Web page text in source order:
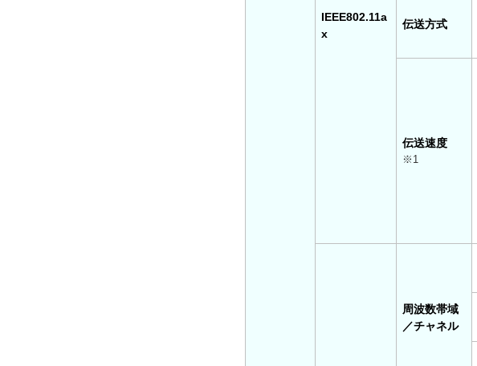
IEEE802.11a
x
伝送方式
伝送速度
※1
周波数帯域
／チャネル